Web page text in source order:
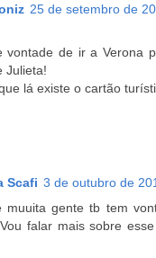
25 de setembro de
vontade de ir a Verona
Julieta!
lá existe o cartão
Scafi 3 de outubro de
muuita gente tb tem
falar mais sobre